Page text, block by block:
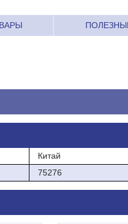
Китай
75276